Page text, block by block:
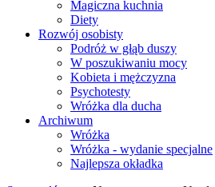
Magiczna kuchnia
Diety
Rozwój osobisty
Podróż w głąb duszy
W poszukiwaniu mocy
Kobieta i mężczyzna
Psychotesty
Wróżka dla ducha
Archiwum
Wróżka
Wróżka - wydanie specjalne
Najlepsza okładka